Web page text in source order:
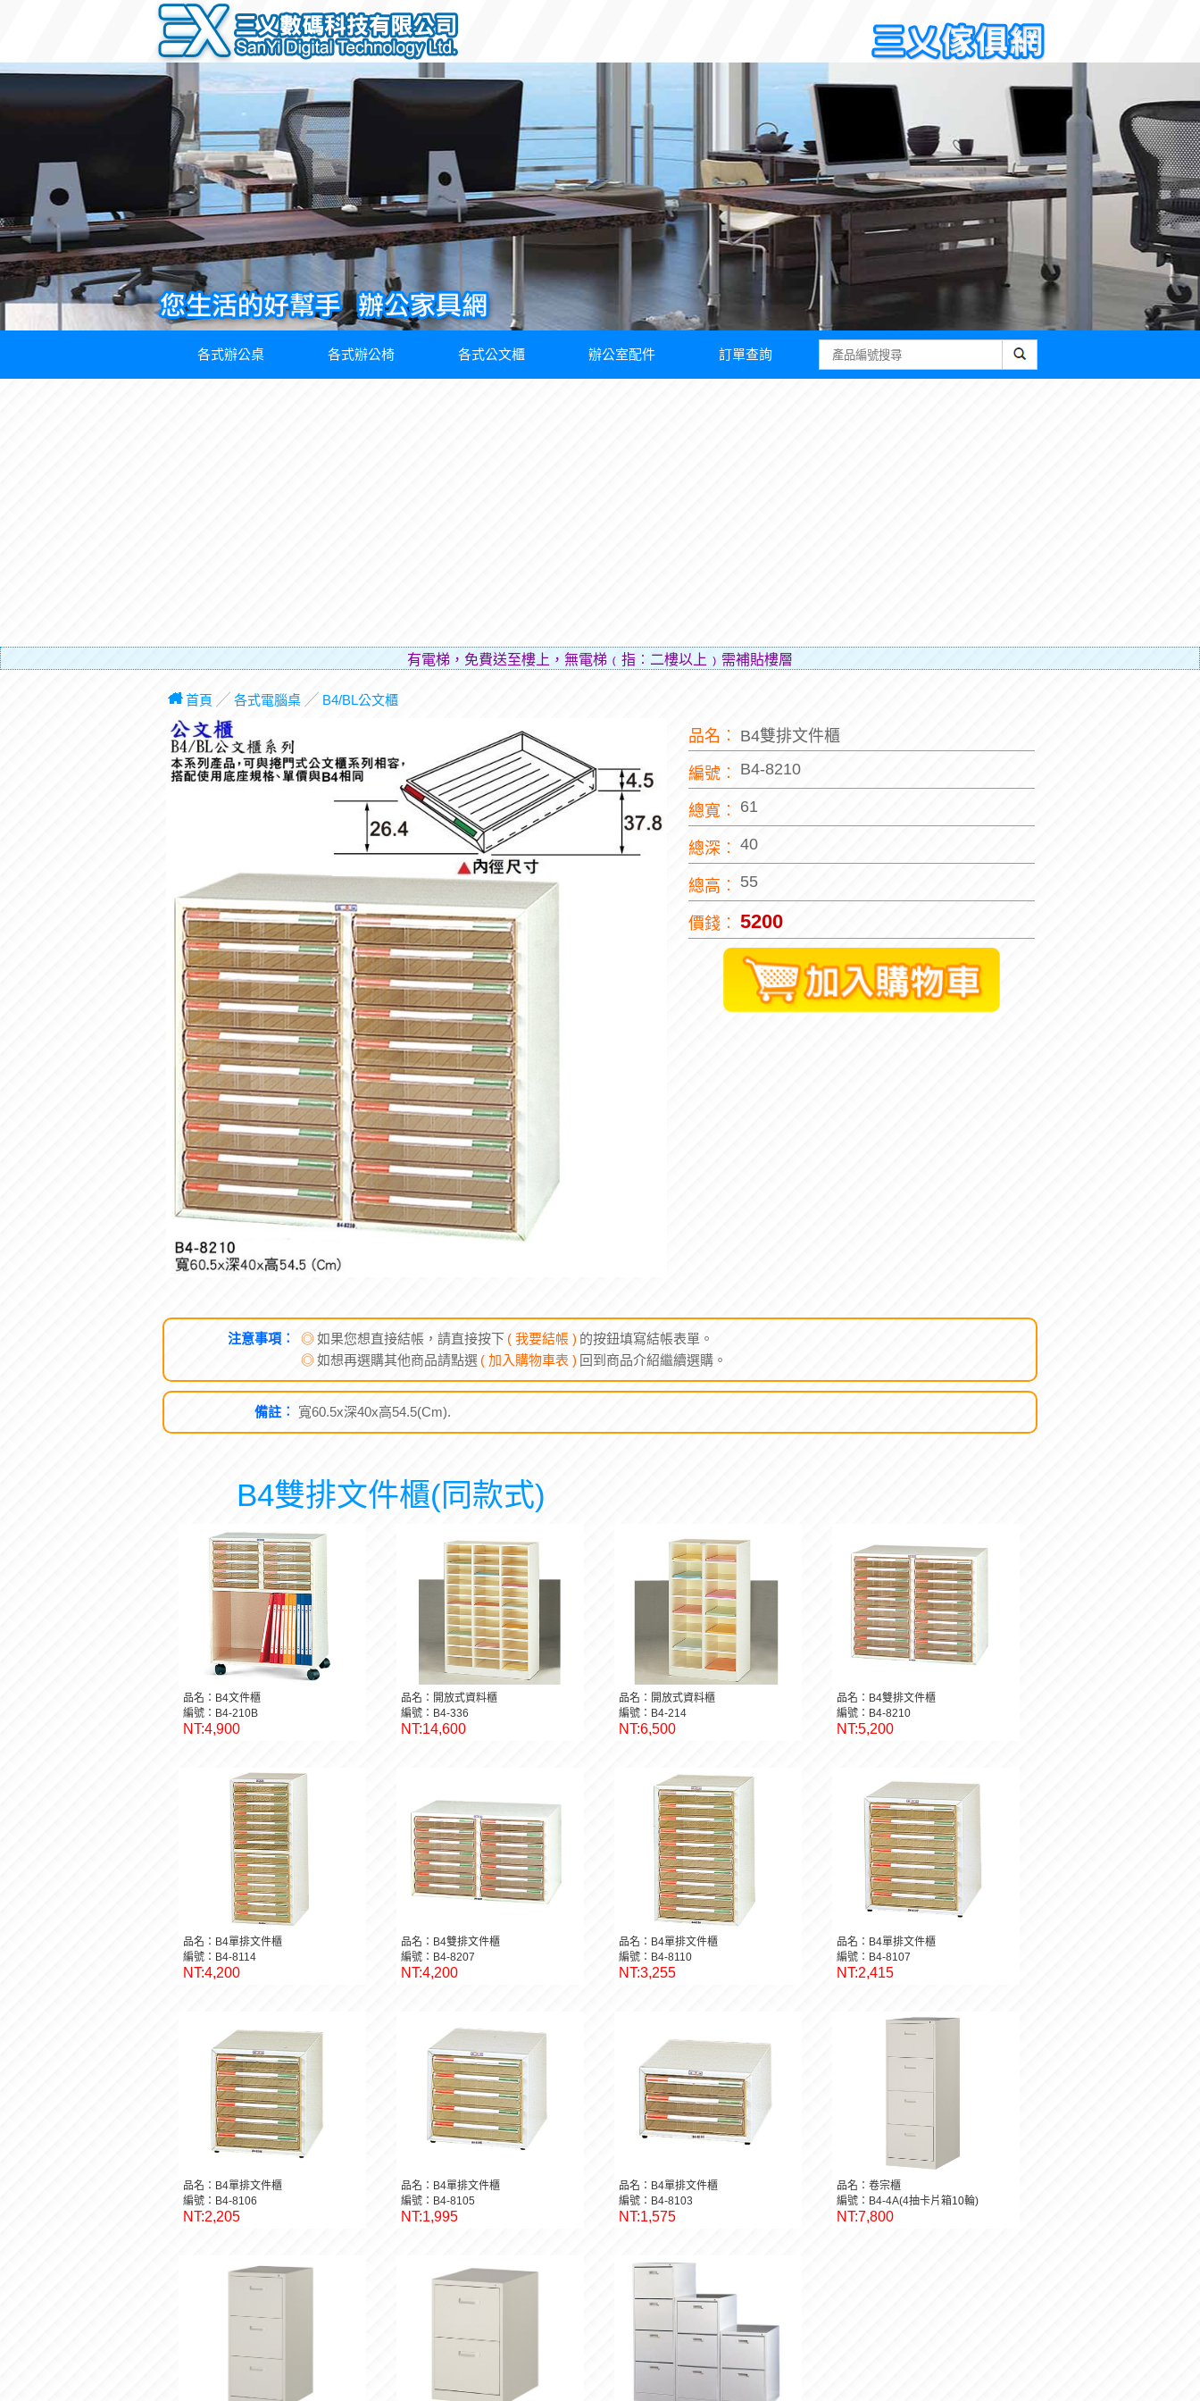
各式辦公桌 各式辦公椅 各式公文櫃 辦公室配件 訂單查詢
有電梯，免費送至樓上，無電梯﹙指︰二樓以上﹚需補貼樓層費用（貼補搬運人的辛
首頁 ╱ 各式電腦桌╱ B4/BL公文櫃
品名︰ B4雙排文件櫃
編號︰ B4-8210
總寬︰ 61
總深︰ 40
總高︰ 55
價錢︰ 5200
注意事項︰ ◎如果您想直接結帳，請直接按下 ( 我要結帳 ) 的按鈕填寫結帳表單。
◎如想再選購其他商品請點選 ( 加入購物車表 ) 回到商品介紹繼續選購。
備註︰ 寬60.5x深40x高54.5(Cm).
B4雙排文件櫃(同款式)
品名：B4文件櫃
編號：B4-210B
NT:4,900
品名：開放式資料櫃
編號：B4-336
NT:14,600
品名：開放式資料櫃
編號：B4-214
NT:6,500
品名：B4雙排文件櫃
編號：B4-8210
NT:5,200
品名：B4單排文件櫃
編號：B4-8114
NT:4,200
品名：B4雙排文件櫃
編號：B4-8207
NT:4,200
品名：B4單排文件櫃
編號：B4-8110
NT:3,255
品名：B4單排文件櫃
編號：B4-8107
NT:2,415
品名：B4單排文件櫃
編號：B4-8106
NT:2,205
品名：B4單排文件櫃
編號：B4-8105
NT:1,995
品名：B4單排文件櫃
編號：B4-8103
NT:1,575
品名：卷宗櫃
編號：B4-4A(4抽卡片箱10輪)
NT:7,800